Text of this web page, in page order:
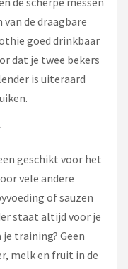
de draagbare
goed drinkbaar
dat je twee bekers
is uiteraard
geschikt voor het
vele andere
of sauzen
staat altijd voor je
training? Geen
melk en fruit in de